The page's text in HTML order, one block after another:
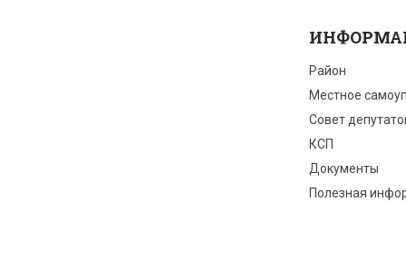
Район
Местное
Совет
КСП
Документы
Полезная